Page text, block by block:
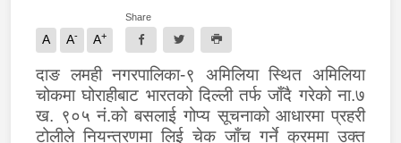
A A- A+
Share
दाङ लमही नगरपालिका-९ अमिलिया स्थित अमिलिया
चोकमा घोराहीबाट भारतको दिल्ली तर्फ जाँदै गरेको ना.७
ख. ९०५ नं.को बसलाई गोप्य सूचनाको आधारमा प्रहरी
टोलीले नियन्त्रणमा लिई चेक जाँच गर्ने क्रममा उक्त